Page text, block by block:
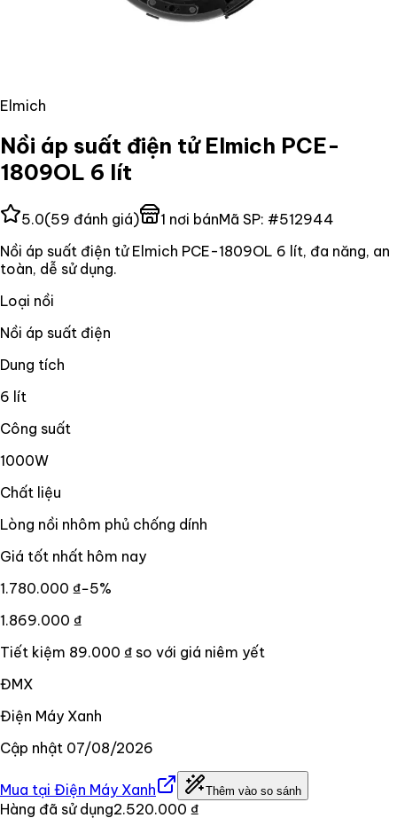
Elmich
Nồi áp suất điện tử Elmich PCE-
1809OL 6 lít
5.0(59 đánh giá) 1 nơi bánMã SP: #512944
Nồi áp suất điện tử Elmich PCE-1809OL 6 lít, đa năng, an
toàn, dễ sử dụng.
Loại nồi
Nồi áp suất điện
Dung tích
6 lít
Công suất
1000W
Chất liệu
Lòng nồi nhôm phủ chống dính
Giá tốt nhất hôm nay
1.780.000 ₫−5%
1.869.000 ₫
Tiết kiệm 89.000 ₫ so với giá niêm yết
ĐMX
Điện Máy Xanh
Cập nhật 07/08/2026
Mua tại Điện Máy Xanh Thêm vào so sánh
Hàng đã sử dụng2.520.000 ₫